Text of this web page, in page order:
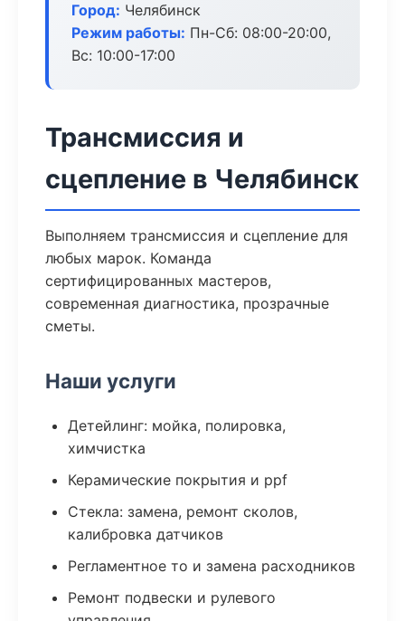
Город: Челябинск
Режим работы: Пн-Сб: 08:00-20:00,
Вс: 10:00-17:00
Трансмиссия и
сцепление в Челябинск
Выполняем трансмиссия и сцепление для
любых марок. Команда
сертифицированных мастеров,
современная диагностика, прозрачные
сметы.
Наши услуги
Детейлинг: мойка, полировка,
химчистка
Керамические покрытия и ppf
Стекла: замена, ремонт сколов,
калибровка датчиков
Регламентное то и замена расходников
Ремонт подвески и рулевого